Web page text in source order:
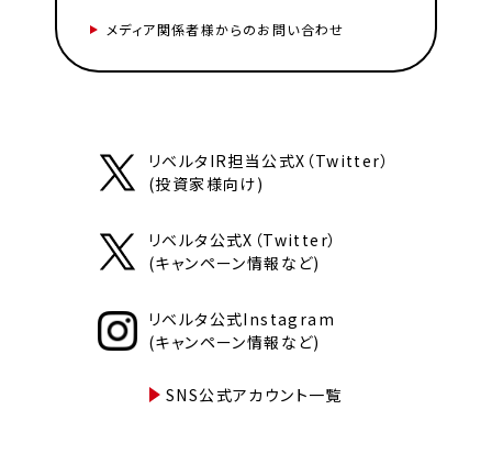
メディア関係者様からのお問い合わせ
リベルタIR担当公式X（Twitter）
(投資家様向け)
リベルタ公式X（Twitter）
(キャンペーン情報など)
リベルタ公式Instagram
(キャンペーン情報など)
SNS公式アカウント一覧